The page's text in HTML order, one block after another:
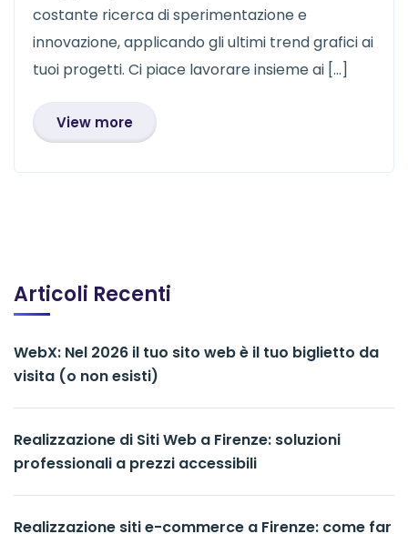
costante ricerca di sperimentazione e
innovazione, applicando gli ultimi trend grafici ai
tuoi progetti. Ci piace lavorare insieme ai […]
View more
Articoli Recenti
WebX: Nel 2026 il tuo sito web è il tuo biglietto da
visita (o non esisti)
Realizzazione di Siti Web a Firenze: soluzioni
professionali a prezzi accessibili
Realizzazione siti e-commerce a Firenze: come far